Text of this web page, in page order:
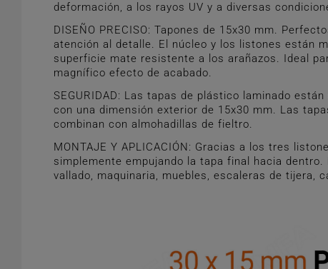
deformación, a los rayos UV y a diversas
DISEÑO PRECISO: Tapones de 15x30 mm.
atención al detalle. El núcleo y los listones están
superficie mate resistente a los arañazos. Ideal
magnífico efecto de acabado.
SEGURIDAD: Las tapas de plástico laminado
con una dimensión exterior de 15x30 mm. Las
combinan con almohadillas de fieltro.
MONTAJE Y APLICACIÓN: Gracias a los tres
simplemente empujando la tapa final hacia
vallado, maquinaria, muebles, escaleras de tijera,